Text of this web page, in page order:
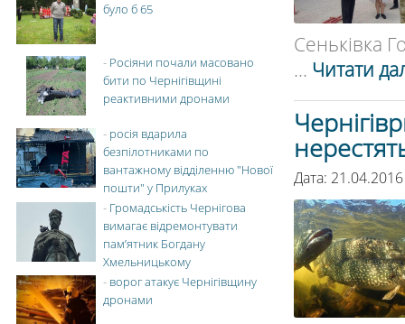
Сеньківка
... Читати
Дата:
було б 65
- Росіяни почали масовано
бити по Чернігівщині
реактивними дронами
- росія вдарила
безпілотниками по
вантажному відділенню "Нової
пошти" у Прилуках
- Громадськість Чернігова
вимагає відремонтувати
пам’ятник Богдану
Хмельницькому
- ворог атакує Чернігівщину
дронами